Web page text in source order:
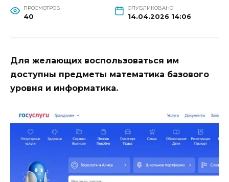
ПРОСМОТРОВ
40
ОПУБЛИКОВАНО
14.04.2026 14:06
Для желающих воспользоваться им
доступны предметы математика базового
уровня и информатика.